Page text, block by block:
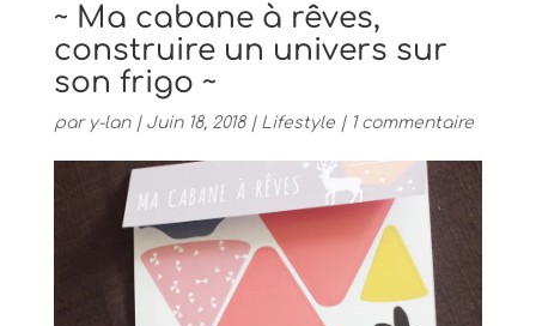
~ Ma cabane à rêves,
construire un univers sur
son frigo ~
par y-lan| Juin 18, 2018| Lifestyle| 1 commentaire